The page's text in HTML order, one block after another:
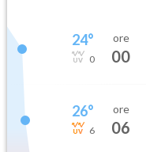
24°
0
ore
00
26°
6
ore
06